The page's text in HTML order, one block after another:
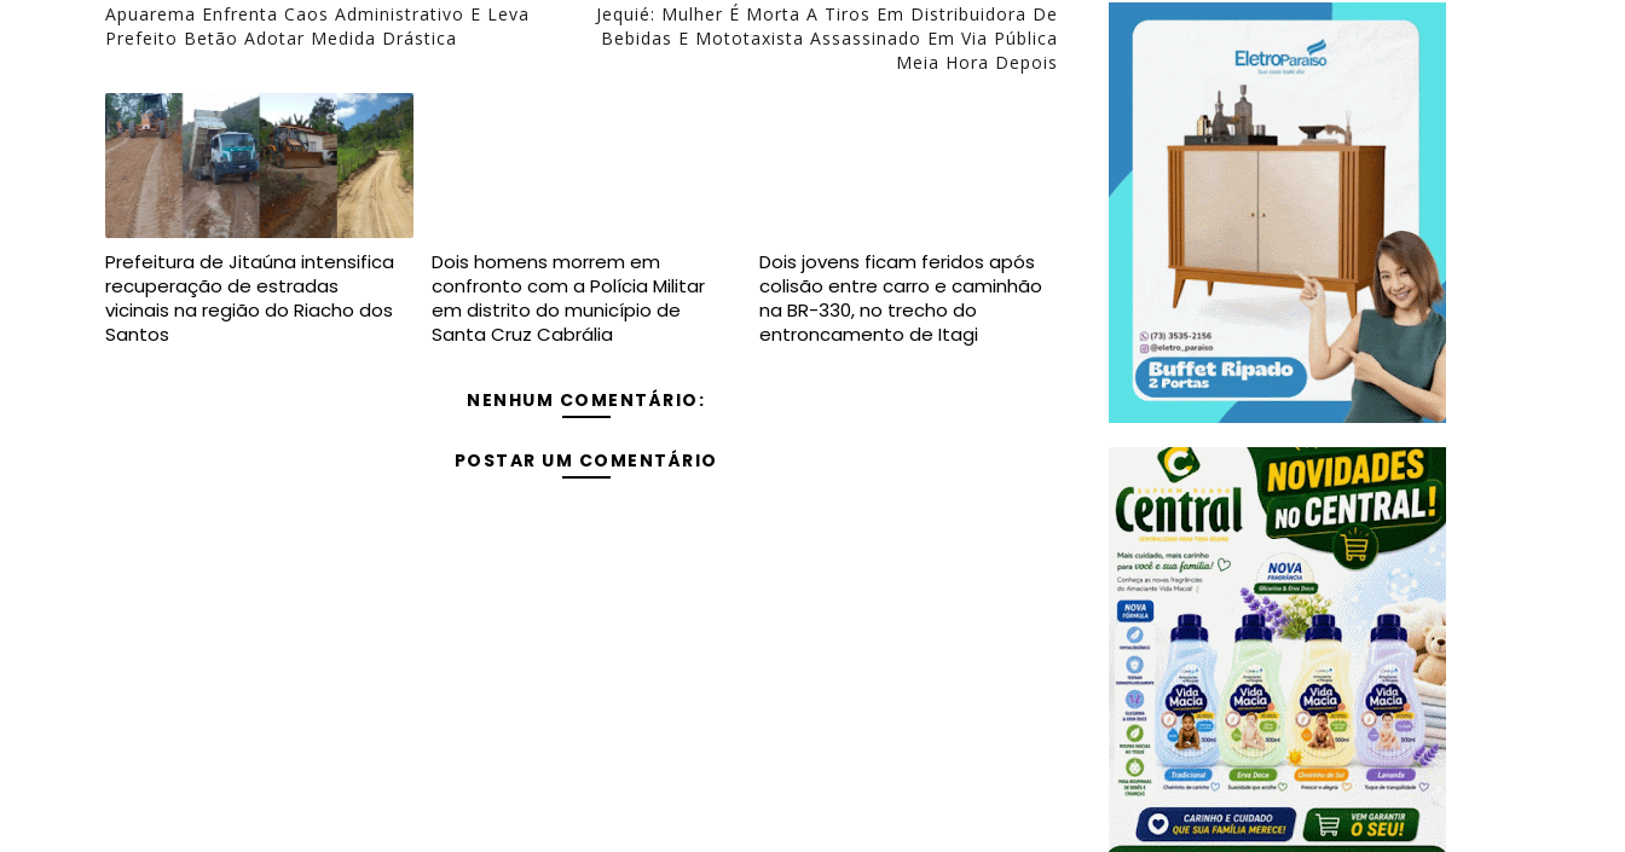
Apuarema Enfrenta Caos Administrativo E Leva
Prefeito Betão Adotar Medida Drástica
Jequié: Mulher É Morta A Tiros Em Distribuidora De
Bebidas E Mototaxista Assassinado Em Via Pública
Meia Hora Depois
Prefeitura de Jitaúna intensifica
recuperação de estradas
vicinais na região do Riacho dos
Santos
Dois homens morrem em
confronto com a Polícia Militar
em distrito do município de
Santa Cruz Cabrália
Dois jovens ficam feridos após
colisão entre carro e caminhão
na BR-330, no trecho do
entroncamento de Itagi
NENHUM COMENTÁRIO:
POSTAR UM COMENTÁRIO